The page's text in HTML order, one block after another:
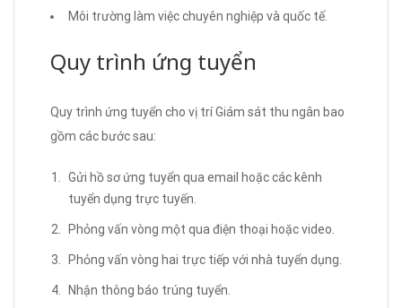
Môi trường làm việc chuyên nghiệp và quốc tế.
Quy trình ứng tuyển
Quy trình ứng tuyển cho vị trí Giám sát thu ngân bao
gồm các bước sau:
Gửi hồ sơ ứng tuyển qua email hoặc các kênh
tuyển dụng trực tuyến.
Phỏng vấn vòng một qua điện thoại hoặc video.
Phỏng vấn vòng hai trực tiếp với nhà tuyển dụng.
Nhận thông báo trúng tuyển.